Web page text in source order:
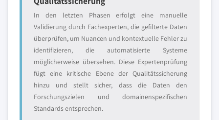
In den letzten Phasen erfolgt eine manuelle
Validierung durch Fachexperten, die gefilterte Daten
überprüfen, um Nuancen und kontextuelle Fehler zu
identifizieren, die automatisierte Systeme
möglicherweise übersehen. Diese Expertenprüfung
fügt eine kritische Ebene der Qualitätssicherung
hinzu und stellt sicher, dass die Daten den
Forschungszielen und domainenspezifischen
Standards entsprechen.